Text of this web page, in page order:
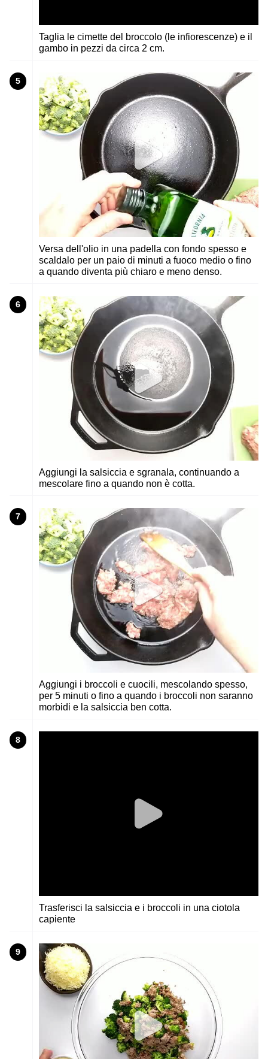
Taglia le cimette del broccolo (le infiorescenze) e il
gambo in pezzi da circa 2 cm.
5
Versa dell'olio in una padella con fondo spesso e
scaldalo per un paio di minuti a fuoco medio o fino
a quando diventa più chiaro e meno denso.
6
Aggiungi la salsiccia e sgranala, continuando a
mescolare fino a quando non è cotta.
7
Aggiungi i broccoli e cuocili, mescolando spesso,
per 5 minuti o fino a quando i broccoli non saranno
morbidi e la salsiccia ben cotta.
8
Trasferisci la salsiccia e i broccoli in una ciotola
capiente
9